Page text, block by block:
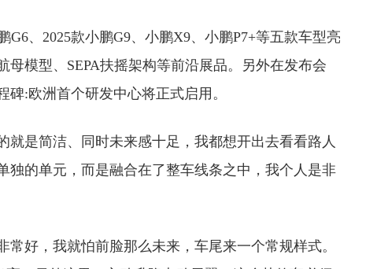
G6、2025款小鹏G9、小鹏X9、小鹏P7+等五款车型亮
模型、SEPA扶摇架构等前沿展品。另外在发布会
:欧洲首个研发中心将正式启用。
就是简洁、同时未来感十足，我都想开出去看看路人
独的单元，而是融合在了整车线条之中，我个人是非
好，我就怕前脸那么未来，车尾来一个常规样式。